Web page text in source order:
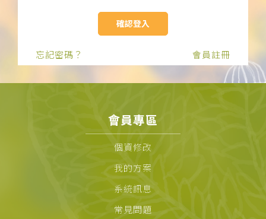
忘記密碼？ 會員註冊
會員專區
個資修改
我的方案
系統訊息
常見問題